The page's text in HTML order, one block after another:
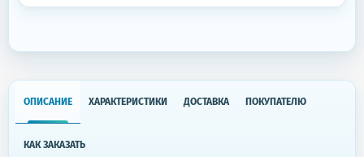
ОПИСАНИЕ ХАРАКТЕРИСТИКИ ДОСТАВКА ПОКУПАТЕЛЮ
КАК ЗАКАЗАТЬ